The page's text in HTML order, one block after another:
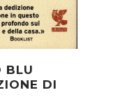
BLU
DI